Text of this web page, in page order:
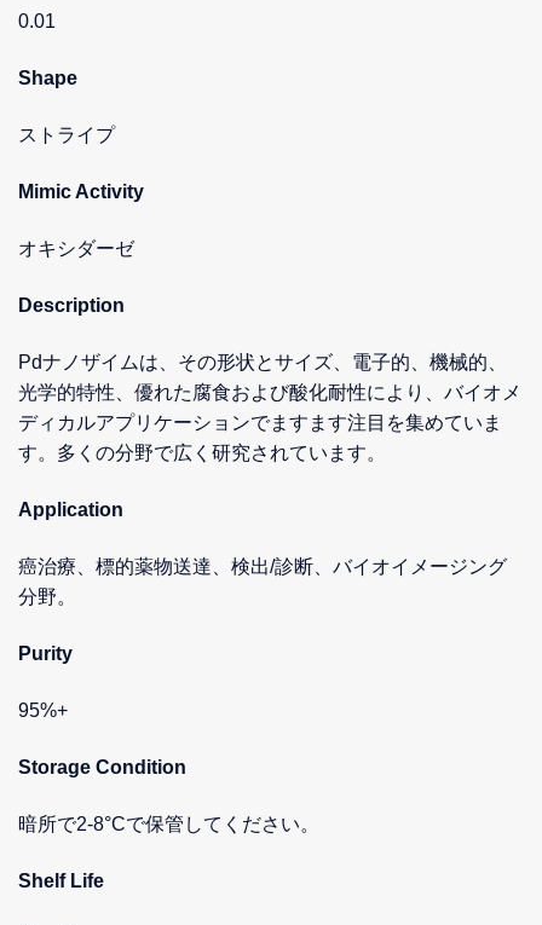
0.01
Shape
ストライプ
Mimic Activity
オキシダーゼ
Description
Pdナノザイムは、その形状とサイズ、電子的、機械的、
光学的特性、優れた腐食および酸化耐性により、バイオメ
ディカルアプリケーションでますます注目を集めていま
す。多くの分野で広く研究されています。
Application
癌治療、標的薬物送達、検出/診断、バイオイメージング
分野。
Purity
95%+
Storage Condition
暗所で2-8°Cで保管してください。
Shelf Life